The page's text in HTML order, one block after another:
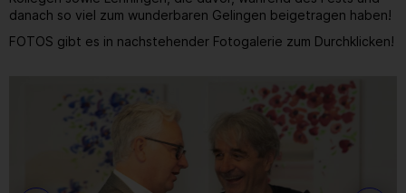
danach so viel zum wunderbaren Gelingen beigetragen haben!
FOTOS gibt es in nachstehender Fotogalerie zum Durchklicken!